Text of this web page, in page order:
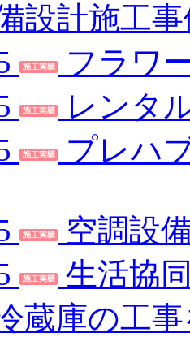
設計施工
フラワ
レンタ
プレハ
空調設
生活協
蔵庫の工